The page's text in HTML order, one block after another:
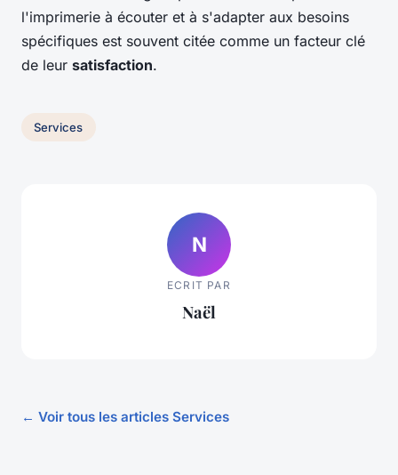
l'imprimerie à écouter et à s'adapter aux besoins
spécifiques est souvent citée comme un facteur clé
de leur satisfaction.
Services
N
ECRIT PAR
Naël
← Voir tous les articles Services